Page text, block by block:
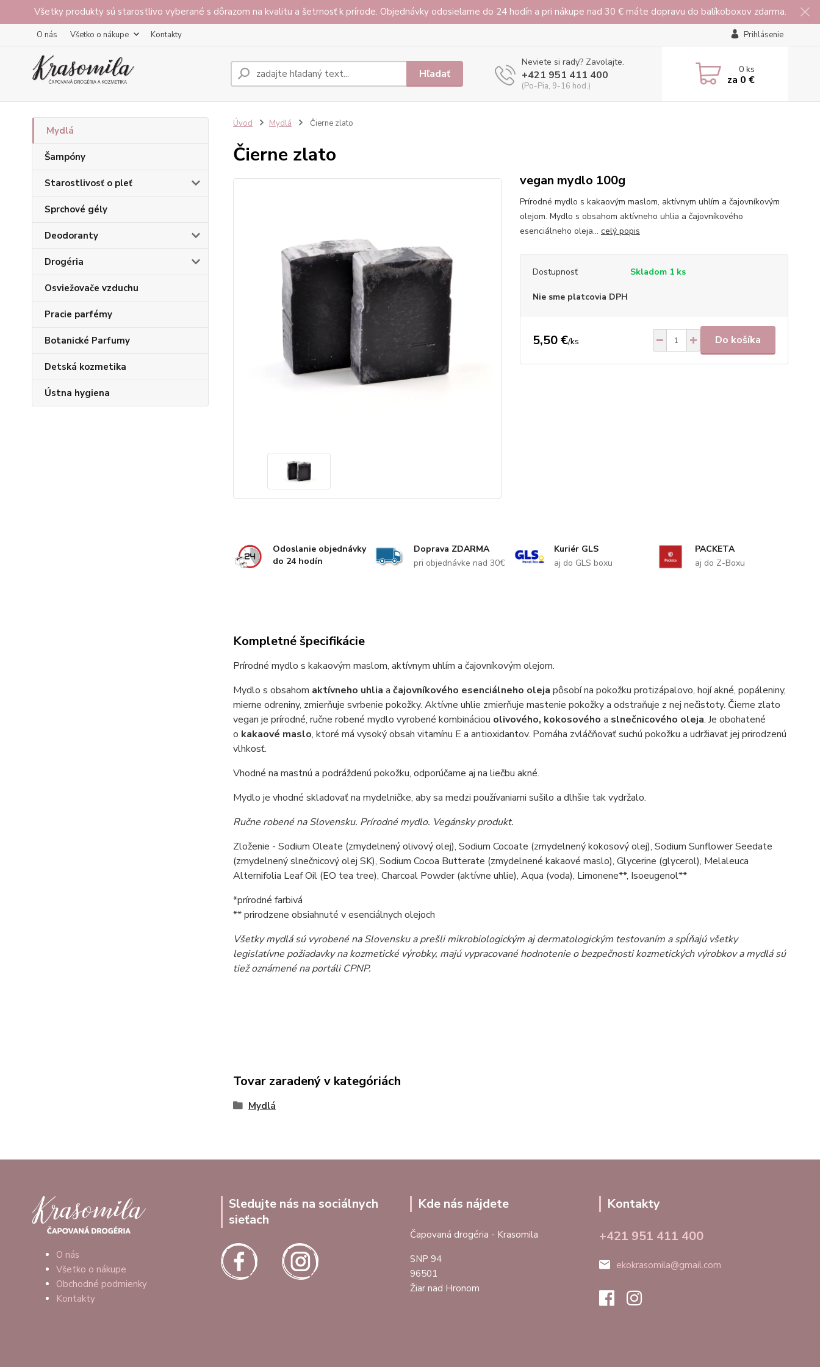
Všetky produkty sú starostlivo vyberané s dôrazom na kvalitu a šetrnosť k prírode. Objednávky odosielame do 24 hodín a pri nákupe nad 30 € máte dopravu do balíkoboxov zdarma.
O nás Všetko o nákupe Kontakty Prihlásenie
Hľadať
Neviete si rady? Zavolajte.
+421 951 411 400
(Po-Pia, 9-16 hod.)
0ks
za 0 €
Mydlá
Šampóny
Starostlivosť o pleť
Sprchové gély
Deodoranty
Drogéria
Osviežovače vzduchu
Pracie parfémy
Botanické Parfumy
Detská kozmetika
Ústna hygiena
Úvod Mydlá Čierne zlato
Čierne zlato
vegan mydlo 100g
Prírodné mydlo s kakaovým maslom, aktívnym uhlím a čajovníkovým
olejom. Mydlo s obsahom aktívneho uhlia a čajovníkového
esenciálneho oleja... celý popis
Dostupnosť Skladom 1 ks
Nie sme platcovia DPH
5,50 €/ks Do košíka
Odoslanie objednávky
do 24 hodín
Doprava ZDARMA
pri objednávke nad 30€
Kuriér GLS
aj do GLS boxu
PACKETA
aj do Z-Boxu
Kompletné špecifikácie
Prírodné mydlo s kakaovým maslom, aktívnym uhlím a čajovníkovým olejom.
Mydlo s obsahom aktívneho uhlia a čajovníkového esenciálneho oleja pôsobí na pokožku protizápalovo, hojí akné, popáleniny,
mierne odreniny, zmierňuje svrbenie pokožky. Aktívne uhlie zmierňuje mastenie pokožky a odstraňuje z nej nečistoty. Čierne zlato
vegan je prírodné, ručne robené mydlo vyrobené kombináciou olivového, kokosového a slnečnicového oleja. Je obohatené
o kakaové maslo, ktoré má vysoký obsah vitamínu E a antioxidantov. Pomáha zvláčňovať suchú pokožku a udržiavať jej prirodzenú
vlhkosť.
Vhodné na mastnú a podráždenú pokožku, odporúčame aj na liečbu akné.
Mydlo je vhodné skladovať na mydelničke, aby sa medzi používaniami sušilo a dlhšie tak vydržalo.
Ručne robené na Slovensku. Prírodné mydlo. Vegánsky produkt.
Zloženie - Sodium Oleate (zmydelnený olivový olej), Sodium Cocoate (zmydelnený kokosový olej), Sodium Sunflower Seedate
(zmydelnený slnečnicový olej SK), Sodium Cocoa Butterate (zmydelnené kakaové maslo), Glycerine (glycerol), Melaleuca
Alternifolia Leaf Oil (EO tea tree), Charcoal Powder (aktívne uhlie), Aqua (voda), Limonene**, Isoeugenol**
*prírodné farbivá
** prirodzene obsiahnuté v esenciálnych olejoch
Všetky mydlá sú vyrobené na Slovensku a prešli mikrobiologickým aj dermatologickým testovaním a spĺňajú všetky
legislatívne požiadavky na kozmetické výrobky, majú vypracované hodnotenie o bezpečnosti kozmetických výrobkov a mydlá sú
tiež oznámené na portáli CPNP.
Tovar zaradený v kategóriách
Mydlá
O nás
Všetko o nákupe
Obchodné podmienky
Kontakty
Sledujte nás na sociálnych
sieťach
Kde nás nájdete
Čapovaná drogéria - Krasomila
SNP 94
96501
Žiar nad Hronom
Kontakty
+421 951 411 400
ekokrasomila@gmail.com